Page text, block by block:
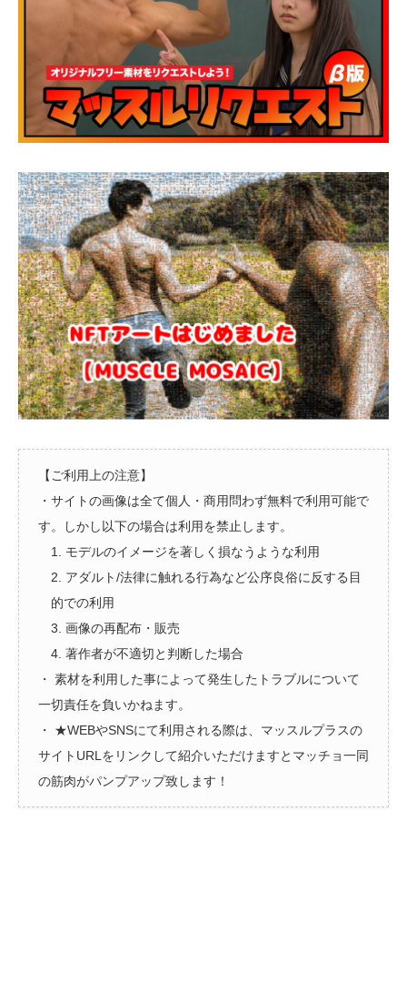
【ご利用上の注意】
・サイトの画像は全て個人・商用問わず無料で利用可能で
す。しかし以下の場合は利用を禁止します。
1. モデルのイメージを著しく損なうような利用
2. アダルト/法律に触れる行為など公序良俗に反する目
的での利用
3. 画像の再配布・販売
4. 著作者が不適切と判断した場合
・ 素材を利用した事によって発生したトラブルについて
一切責任を負いかねます。
・ ★WEBやSNSにて利用される際は、マッスルプラスの
サイトURLをリンクして紹介いただけますとマッチョ一同
の筋肉がパンプアップ致します！